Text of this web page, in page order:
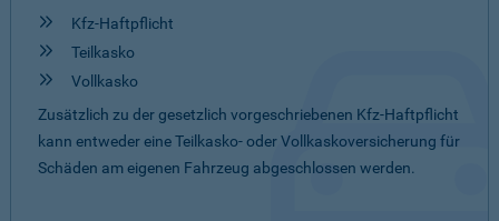
Kfz-Haftpflicht
Teilkasko
Vollkasko
Zusätzlich zu der gesetzlich vorgeschriebenen Kfz-Haftpflicht
kann entweder eine Teilkasko- oder Vollkaskoversicherung für
Schäden am eigenen Fahrzeug abgeschlossen werden.